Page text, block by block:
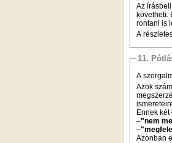
Az
követheti.
rontani is
A
11.
A
Azok
Ennek
–"nem
–
Azonban